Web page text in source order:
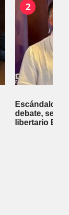
2
Escándalo
debate, se
libertario